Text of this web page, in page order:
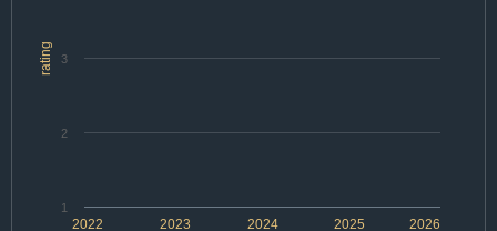
rating
2022 2024 2026
2023 2025
1
2
3